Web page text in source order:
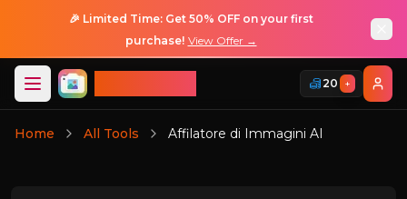
🎉 Limited Time: Get 50% OFF on your first
purchase! View Offer →
20 +
Home All Tools Affilatore di Immagini AI